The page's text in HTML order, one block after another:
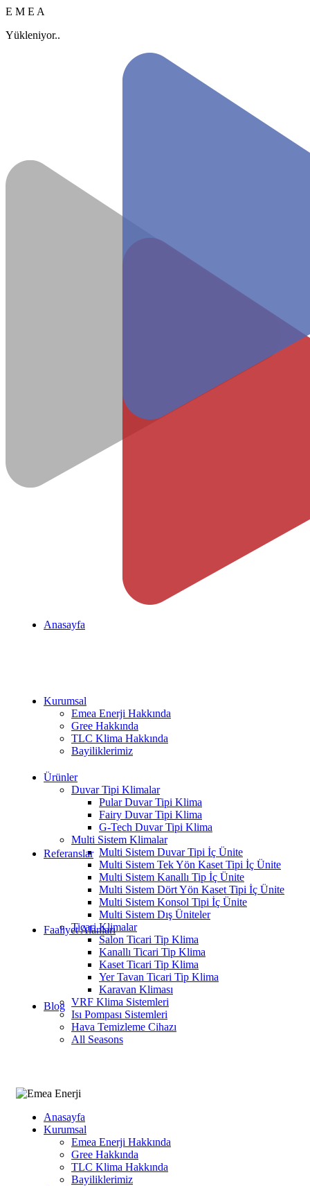
E M E A
Yükleniyor..
Anasayfa
Kurumsal
Emea Enerji Hakkında
Gree Hakkında
TLC Klima Hakkında
Bayiliklerimiz
Ürünler
Duvar Tipi Klimalar
Pular Duvar Tipi Klima
Fairy Duvar Tipi Klima
G-Tech Duvar Tipi Klima
Multi Sistem Klimalar
Multi Sistem Duvar Tipi İç Ünite
Multi Sistem Tek Yön Kaset Tipi İç Ünite
Multi Sistem Kanallı Tip İç Ünite
Multi Sistem Dört Yön Kaset Tipi İç Ünite
Multi Sistem Konsol Tipi İç Ünite
Multi Sistem Dış Üniteler
Ticari Klimalar
Salon Ticari Tip Klima
Kanallı Ticari Tip Klima
Kaset Ticari Tip Klima
Yer Tavan Ticari Tip Klima
Karavan Kliması
VRF Klima Sistemleri
Isı Pompası Sistemleri
Hava Temizleme Cihazı
All Seasons
Referanslar
Faaliyet Alanları
Blog
Anasayfa
Kurumsal
Emea Enerji Hakkında
Gree Hakkında
TLC Klima Hakkında
Bayiliklerimiz